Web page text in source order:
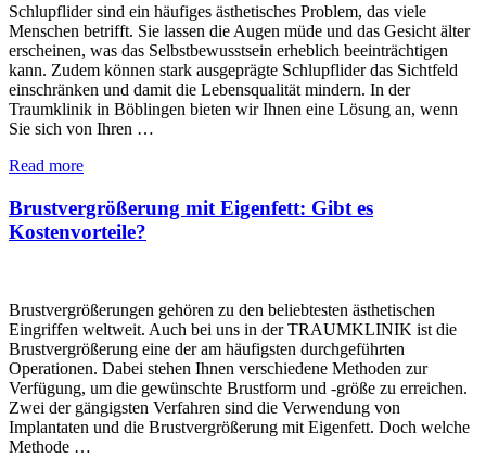
Schlupflider sind ein häufiges ästhetisches Problem, das viele
Menschen betrifft. Sie lassen die Augen müde und das Gesicht älter
erscheinen, was das Selbstbewusstsein erheblich beeinträchtigen
kann. Zudem können stark ausgeprägte Schlupflider das Sichtfeld
einschränken und damit die Lebensqualität mindern. In der
Traumklinik in Böblingen bieten wir Ihnen eine Lösung an, wenn
Sie sich von Ihren …
Read more
Brustvergrößerung mit Eigenfett: Gibt es
Kostenvorteile?
Brustvergrößerungen gehören zu den beliebtesten ästhetischen
Eingriffen weltweit. Auch bei uns in der TRAUMKLINIK ist die
Brustvergrößerung eine der am häufigsten durchgeführten
Operationen. Dabei stehen Ihnen verschiedene Methoden zur
Verfügung, um die gewünschte Brustform und -größe zu erreichen.
Zwei der gängigsten Verfahren sind die Verwendung von
Implantaten und die Brustvergrößerung mit Eigenfett. Doch welche
Methode …